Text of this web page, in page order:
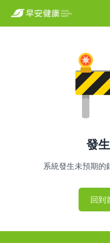
發
系統發生未預期的
回到